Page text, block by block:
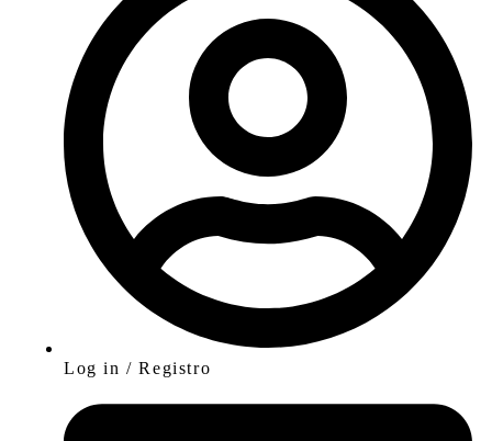
Log in / Registro